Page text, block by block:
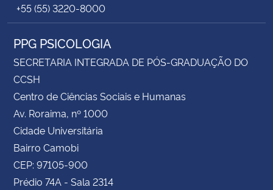
+55 (55) 3220-8000
PPG PSICOLOGIA
SECRETARIA INTEGRADA DE PÓS-GRADUAÇÃO DO
CCSH
Centro de Ciências Sociais e Humanas
Av. Roraima, nº 1000
Cidade Universitária
Bairro Camobi
CEP: 97105-900
Prédio 74A - Sala 2314